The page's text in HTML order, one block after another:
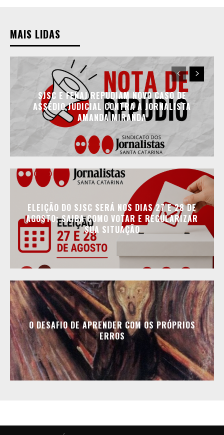
MAIS LIDAS
SJSC E FENAJ REPUDIAM NOVO CASO DE
ASSÉDIO JUDICIAL CONTRA A JORNALISTA
AMANDA MIRANDA
ELEIÇÃO DO SJSC SERÁ NOS DIAS 27 E 28 DE
AGOSTO; SAIBA COMO VOTAR E REGULARIZAR
SUA SITUAÇÃO
O DESAFIO DE APRENDER COM OS PRÓPRIOS
ERROS